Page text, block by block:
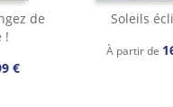
de
!
€
Soleils
À partir de